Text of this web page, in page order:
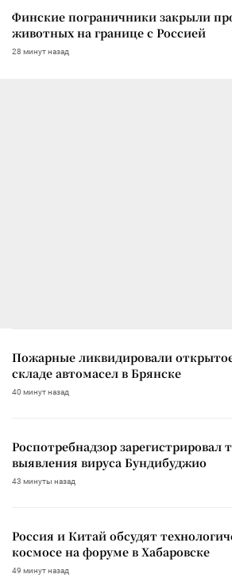
Финские пограничники закрыли
животных на границе с Россией
28 минут назад
Пожарные ликвидировали
складе автомасел в Брянске
40 минут назад
Роспотребнадзор зарегистрировал
выявления вируса Бундибуджио
43 минуты назад
Россия и Китай обсудят
космосе на форуме в Хабаровске
49 минут назад